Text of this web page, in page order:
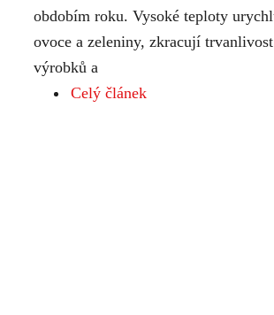
obdobím roku. Vysoké teploty
ovoce a zeleniny, zkracují
výrobků a
Celý článek